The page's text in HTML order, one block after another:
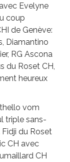
Evelyne
coup
de Genève:
Diamantino
RG Ascona
du Roset CH,
heureux
vom
triple sans-
du Roset
CH avec
CH